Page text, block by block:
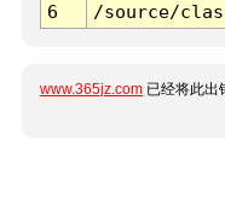
6
/source/
www.365jz.com 已经将此出